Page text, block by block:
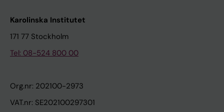
Karolinska Institutet
171 77 Stockholm
Tel: 08-524 800 00
Org.nr: 202100-2973
VAT.nr: SE202100297301